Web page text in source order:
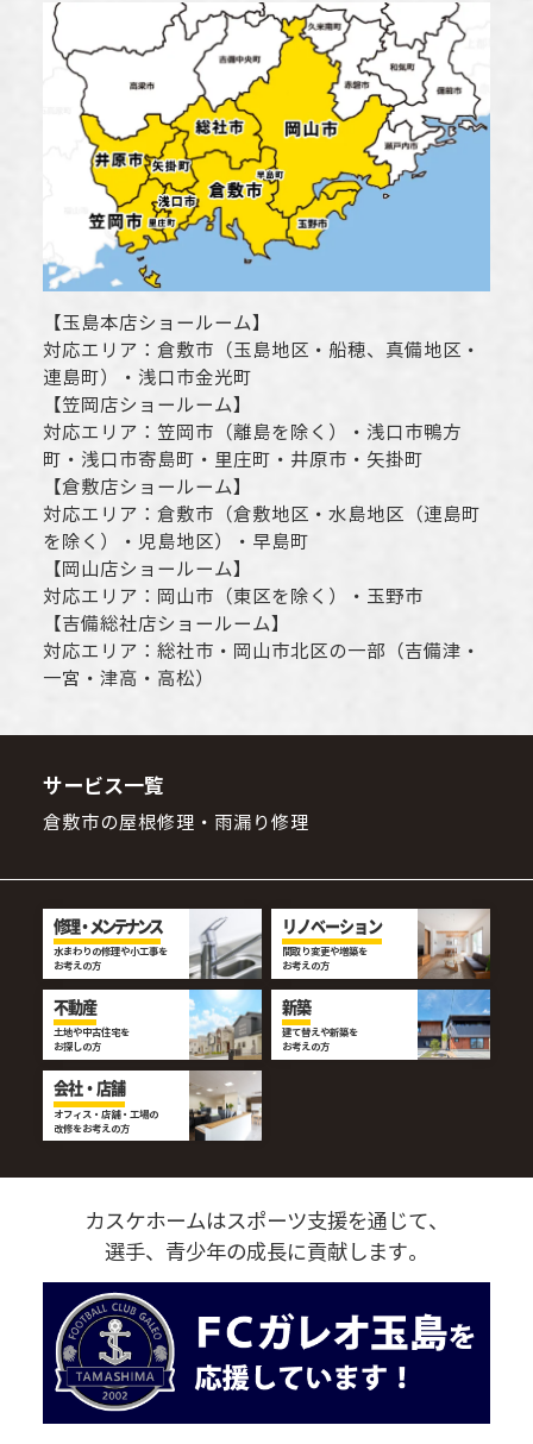
【玉島本店ショールーム】
対応エリア： 倉敷市 （玉島地区・船穂、真備地区・
連島町）・ 浅口市金光町
【笠岡店ショールーム】
対応エリア： 笠岡市（離島を除く） ・ 浅口市鴨方
町・ 浅口市寄島町・里庄町・ 井原市 ・矢掛町
【倉敷店ショールーム】
対応エリア： 倉敷市 （倉敷地区・水島地区（連島町
を除く）・児島地区）・早島町
【岡山店ショールーム】
対応エリア： 岡山市 （東区を除く）・玉野市
【吉備総社店ショールーム】
対応エリア： 総社市 ・ 岡山市北区の一部（吉備津・
一宮・津高・高松）
サービス一覧
倉敷市の屋根修理・雨漏り修理
修理・メンテナンス
水まわりの修理や小工事を
お考えの方
リノベーション
間取り変更や増築を
お考えの方
不動産
土地や中古住宅を
お探しの方
新築
建て替えや新築を
お考えの方
会社・店舗
オフィス・店舗・工場の
改修をお考えの方
カスケホームはスポーツ支援を通じて、
選手、青少年の成長に貢献します。